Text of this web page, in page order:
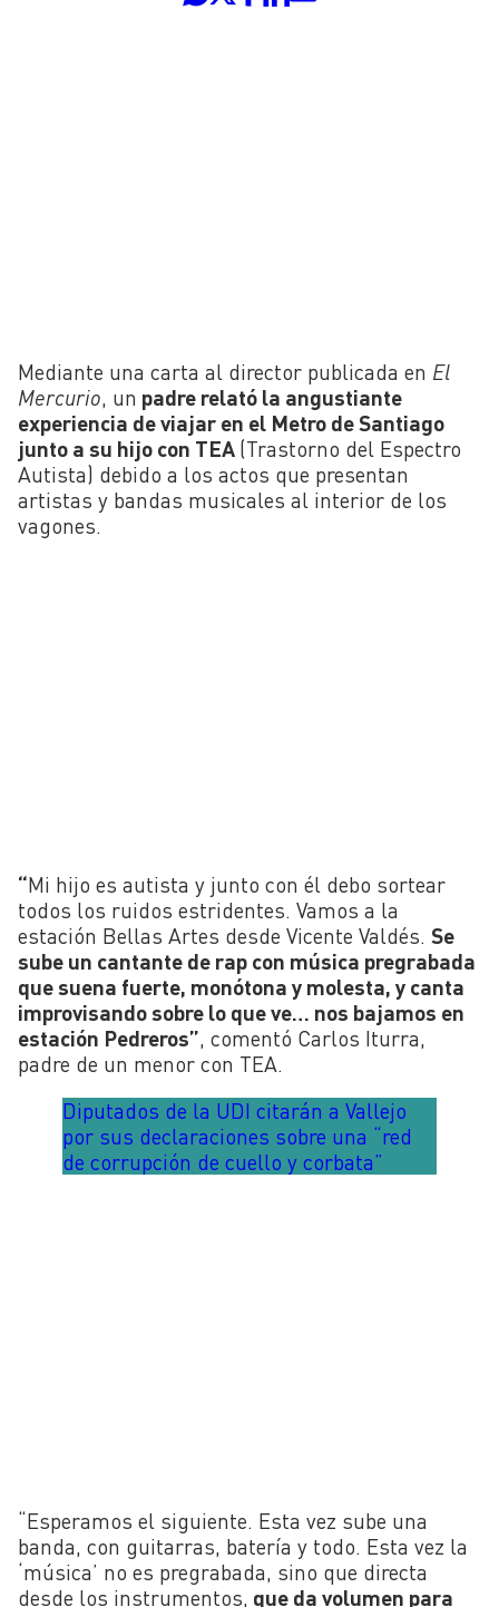
Mediante una carta al director publicada en El
Mercurio , un padre relató la angustiante
experiencia de viajar en el Metro de Santiago
junto a su hijo con TEA (Trastorno del Espectro
Autista) debido a los actos que presentan
artistas y bandas musicales al interior de los
vagones.
“Mi hijo es autista y junto con él debo sortear
todos los ruidos estridentes. Vamos a la
estación Bellas Artes desde Vicente Valdés. Se
sube un cantante de rap con música pregrabada
que suena fuerte, monótona y molesta, y canta
improvisando sobre lo queve… nos bajamos en
estación Pedreros”, comentó Carlos Iturra,
padre de un menor con TEA.
Diputados de la UDI citarán a Vallejo
por sus declaraciones sobre una “red
de corrupción de cuello y corbata”
“Esperamos el siguiente. Esta vez sube una
banda, con guitarras, batería y todo. Esta vez la
‘música’ no es pregrabada, sino que directa
desde los instrumentos, que da volumen para